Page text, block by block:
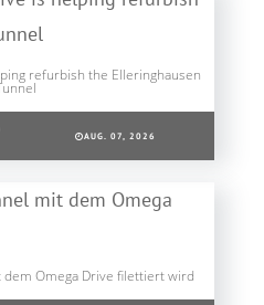
refurbish the Elleringhausen
AUG. 07, 2026
Omega Drive filettiert wird